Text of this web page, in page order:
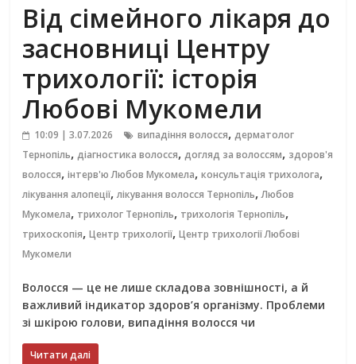
Від сімейного лікаря до
засновниці Центру
трихології: історія
Любові Мукомели
10:09 | 3.07.2026 випадіння волосся,дерматолог
Тернопіль,діагностика волосся,догляд за волоссям, здоров'я
волосся,інтерв'ю Любов Мукомела,консультація трихолога,
лікування алопеції,лікування волосся Тернопіль,Любов
Мукомела, трихолог Тернопіль, трихологія Тернопіль,
трихоскопія,Центр трихології,Центр трихології Любові
Мукомели
Волосся — це не лише складова зовнішності, а й
важливий індикатор здоров’я організму. Проблеми
зі шкірою голови, випадіння волосся чи
Читати далі